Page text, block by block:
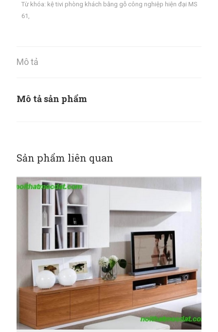
Từ khóa: kệ tivi phòng khách bằng gỗ công nghiệp hiện đại MS
61 ,
Mô tả
Mô tả sản phẩm
Sản phẩm liên quan